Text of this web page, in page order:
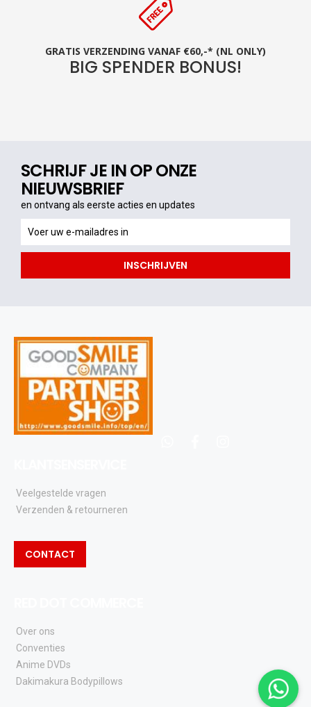
GRATIS VERZENDING VANAF €60,-* (NL ONLY)
BIG SPENDER BONUS!
SCHRIJF JE IN OP ONZE
NIEUWSBRIEF
en ontvang als eerste acties en updates
ontvang
als
acties
INSCHRIJVEN
Veelgestelde vragen
Verzenden & retourneren
CONTACT
Over ons
Conventies
Anime DVDs
Dakimakura Bodypillows